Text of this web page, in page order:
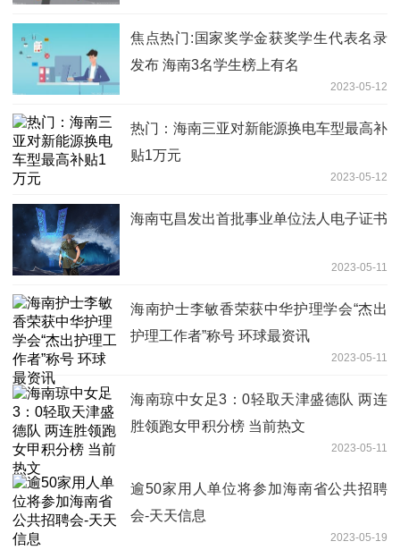
焦点热门:国家奖学金获奖学生代表名录
发布 海南3名学生榜上有名
2023-05-12
热门：海南三亚对新能源换电车型最高补
贴1万元
2023-05-12
海南屯昌发出首批事业单位法人电子证书
2023-05-11
海南护士李敏香荣获中华护理学会“杰出
护理工作者”称号 环球最资讯
2023-05-11
海南琼中女足3：0轻取天津盛德队 两连
胜领跑女甲积分榜 当前热文
2023-05-11
逾50家用人单位将参加海南省公共招聘
会-天天信息
2023-05-19